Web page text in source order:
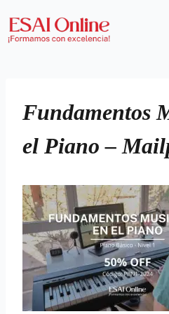
Fundamentos
el Piano –